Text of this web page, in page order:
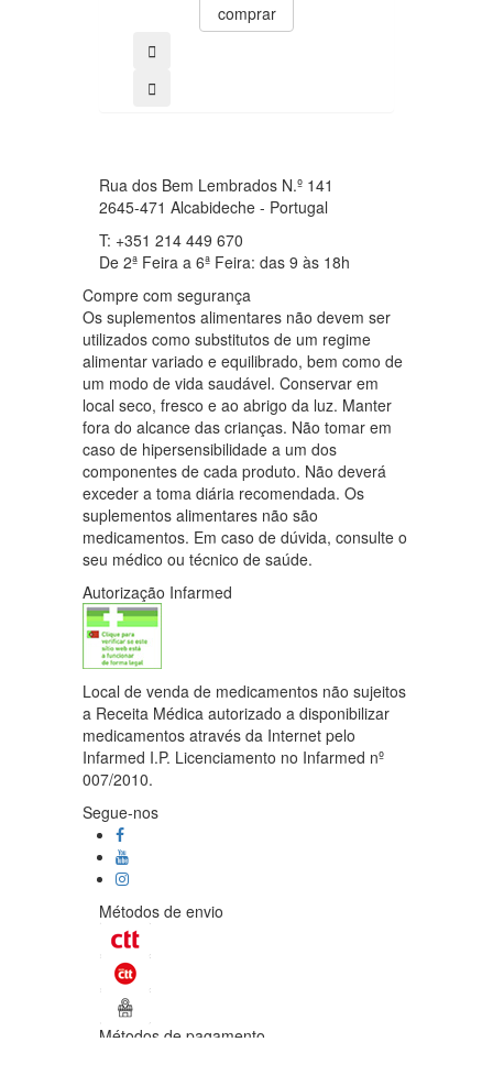
comprar
Rua dos Bem Lembrados N.º 141
2645-471 Alcabideche - Portugal
T: +351 214 449 670
De 2ª Feira a 6ª Feira: das 9 às 18h
Compre com segurança
Os suplementos alimentares não devem ser
utilizados como substitutos de um regime
alimentar variado e equilibrado, bem como de
um modo de vida saudável. Conservar em
local seco, fresco e ao abrigo da luz. Manter
fora do alcance das crianças. Não tomar em
caso de hipersensibilidade a um dos
componentes de cada produto. Não deverá
exceder a toma diária recomendada. Os
suplementos alimentares não são
medicamentos. Em caso de dúvida, consulte o
seu médico ou técnico de saúde.
Autorização Infarmed
Local de venda de medicamentos não sujeitos
a Receita Médica autorizado a disponibilizar
medicamentos através da Internet pelo
Infarmed I.P. Licenciamento no Infarmed nº
007/2010.
Segue-nos
Métodos de envio
Métodos de pagamento